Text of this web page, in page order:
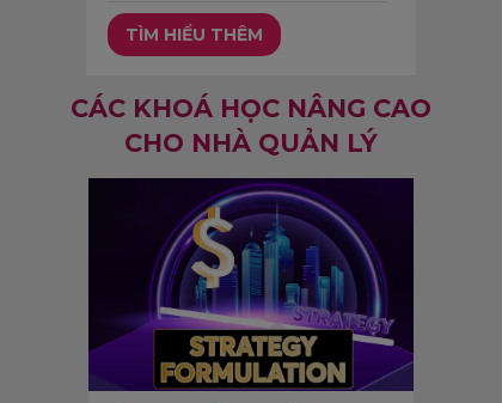
TÌM HIỂU THÊM
CÁC KHOÁ HỌC NÂNG CAO
CHO NHÀ QUẢN LÝ